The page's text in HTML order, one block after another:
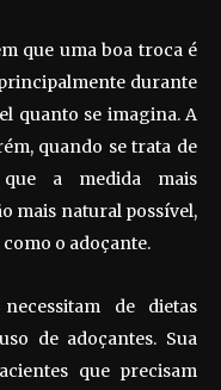
que uma boa troca é
durante
quanto se imagina. A
quando se trata de
a medida mais
mais natural possível,
o adoçante.
de dietas
de adoçantes. Sua
que precisam